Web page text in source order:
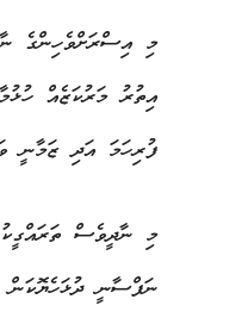
މި އިސްރަށްވެހިންގެ
އިތުރު މަރުކަޒެއް
ފުރިހަމަ އަދި ޒަމާނީ ވަސީލަތްތަކާއެ 24 މަސް
މި ނާދީވެސް
ނަފްސާނީ ދުޅަހެޔޮކަން